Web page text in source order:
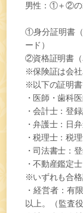
男性：①＋②の
①身分証明書
ード）
②資格証明書（
※保険証は会
※以下の証明
・医師・歯科
・会計士：登
・弁護士：日
・税理士：税
・司法書士：
・不動産鑑定
※いずれも合
・経営者：有
以上。（監査